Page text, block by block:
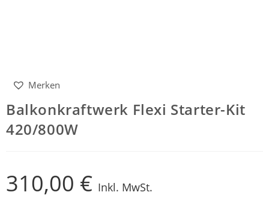
Merken
Balkonkraftwerk Flexi Starter-Kit
420/800W
310,00 € Inkl. MwSt.